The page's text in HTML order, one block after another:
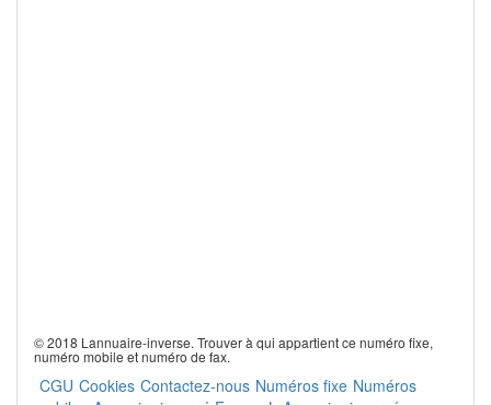
© 2018 Lannuaire-inverse. Trouver à qui appartient ce numéro fixe,
numéro mobile et numéro de fax.
CGU Cookies Contactez-nous Numéros fixe Numéros